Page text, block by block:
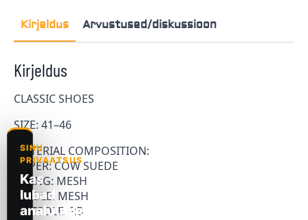
Kirjeldus Arvustused/diskussioon
Kirjeldus
CLASSIC SHOES
SIZE: 41–46
MATERIAL COMPOSITION:
UPPER: COW SUEDE
LINING: MESH
INSOLE: MESH
OUTSOLE: RB